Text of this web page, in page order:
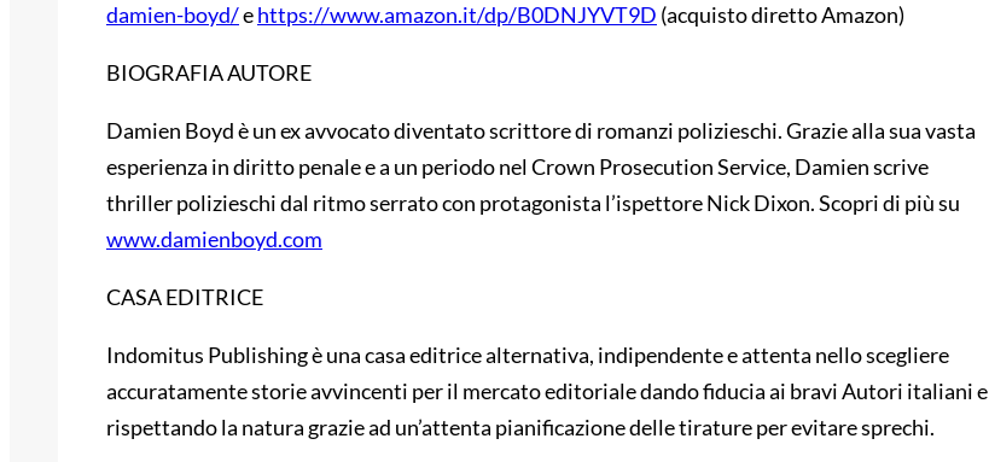
damien-boyd/ehttps://www.amazon.it/dp/B0DNJYVT9D (acquisto diretto Amazon)
BIOGRAFIA AUTORE
Damien Boyd è un ex avvocato diventato scrittore di romanzi polizieschi. Grazie alla sua vasta
esperienza in diritto penale e a un periodo nel Crown Prosecution Service, Damien scrive
thriller polizieschi dal ritmo serrato con protagonista l’ispettore Nick Dixon. Scopri di più su
www.damienboyd.com
CASA EDITRICE
Indomitus Publishing è una casa editrice alternativa, indipendente e attenta nello scegliere
accuratamente storie avvincenti per il mercato editoriale dando fiducia ai bravi Autori italiani e
rispettando la natura grazie ad un’attenta pianificazione delle tirature per evitare sprechi.